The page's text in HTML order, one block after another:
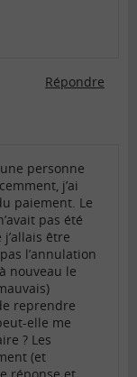
Répondre
personne
j’ai
paiement. Le
pas été
être
l’annulation
nouveau le
reprendre
elle me
? Les
(et